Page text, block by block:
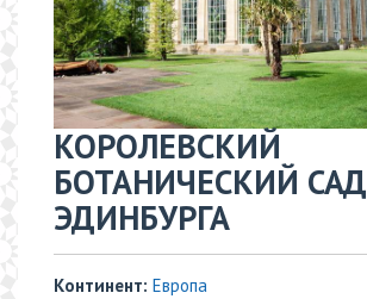
КОРОЛЕВСКИЙ
БОТАНИЧЕСКИЙ САД
ЭДИНБУРГА
Континент: Европа